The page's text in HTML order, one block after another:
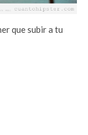
que subir a tu